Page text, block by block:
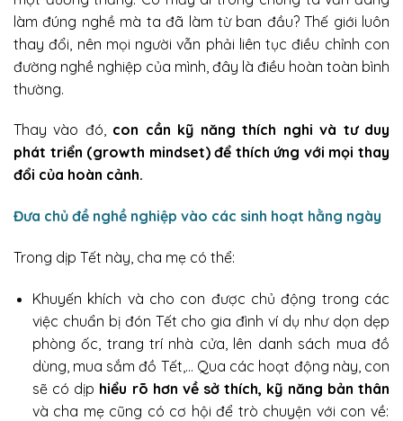
làm đúng nghề mà ta đã làm từ ban đầu? Thế giới luôn
thay đổi, nên mọi người vẫn phải liên tục điều chỉnh con
đường nghề nghiệp của mình, đây là điều hoàn toàn bình
thường.
Thay vào đó, con cần kỹ năng thích nghi và tư duy
phát triển (growth mindset) để thích ứng với mọi thay
đổi của hoàn cảnh.
Đưa chủ đề nghề nghiệp vào các sinh hoạt hằng ngày
Trong dịp Tết này, cha mẹ có thể:
Khuyến khích và cho con được chủ động trong các
việc chuẩn bị đón Tết cho gia đình ví dụ như dọn dẹp
phòng ốc, trang trí nhà cửa, lên danh sách mua đồ
dùng, mua sắm đồ Tết,… Qua các hoạt động này, con
sẽ có dịp hiểu rõ hơn về sở thích, kỹ năng bản thân
và cha mẹ cũng có cơ hội để trò chuyện với con về: